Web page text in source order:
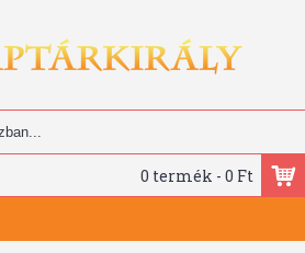
0 termék - 0 Ft